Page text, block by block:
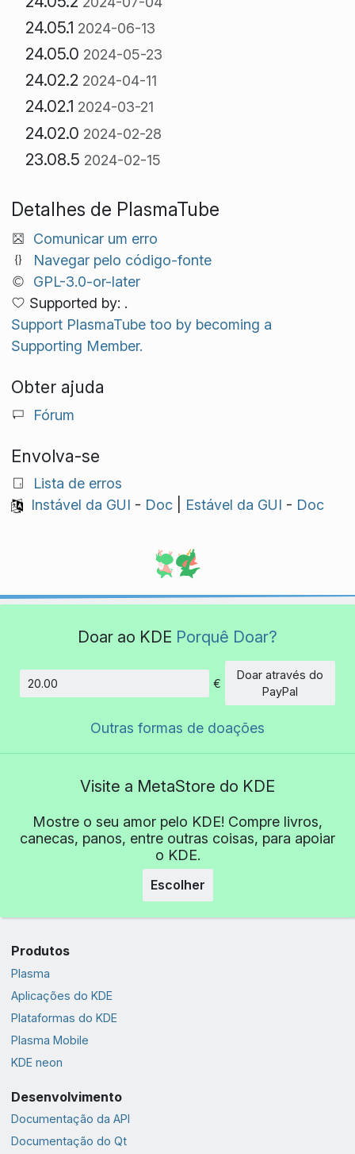
24.05.1 2024-06-13
24.05.0 2024-05-23
24.02.2 2024-04-11
24.02.1 2024-03-21
24.02.0 2024-02-28
23.08.5 2024-02-15
Detalhes de PlasmaTube
Comunicar um erro
Navegar pelo código-fonte
GPL-3.0-or-later
Supported by: .
Support PlasmaTube too by becoming a
Supporting Member.
Obter ajuda
Fórum
Envolva-se
Lista de erros
Instável da GUI - Doc| Estável da GUI - Doc
Doar ao KDE Porquê Doar?
Montante
€
Doar através do
PayPal
Outras formas de doações
Visite a MetaStore do KDE
Mostre o seu amor pelo KDE! Compre livros,
canecas, panos, entre outras coisas, para apoiar
o KDE.
Escolher
Produtos
Plasma
Aplicações do KDE
Plataformas do KDE
Plasma Mobile
KDE neon
Desenvolvimento
Documentação da API
Documentação do Qt